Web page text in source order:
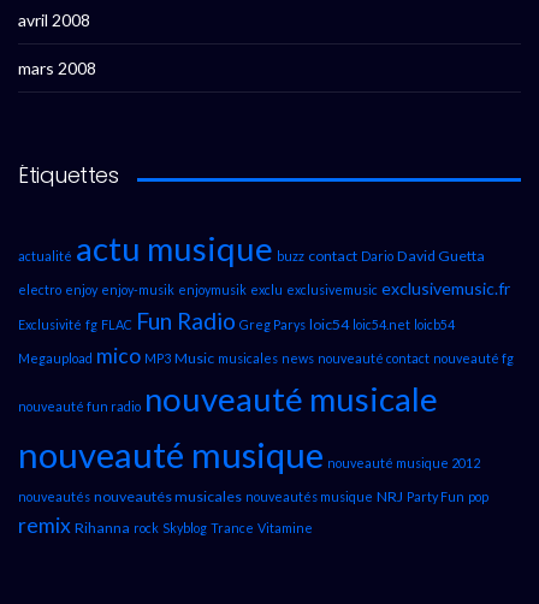
avril 2008
mars 2008
Étiquettes
actualité actu musique buzz contact Dario David Guetta
electro enjoy enjoy-musik enjoymusik exclu exclusivemusic exclusivemusic.fr
Exclusivité fg FLAC Fun Radio Greg Parys loic54 loic54.net loicb54
Megaupload mico MP3 Music musicales news nouveauté contact nouveauté fg
nouveauté fun radio nouveauté musicale
nouveauté musique nouveauté musique 2012
nouveautés nouveautés musicales nouveautés musique NRJ Party Fun pop
remix Rihanna rock Skyblog Trance Vitamine